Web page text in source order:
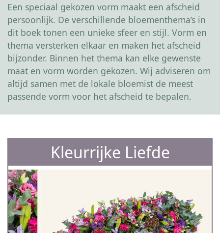
Een speciaal gekozen vorm maakt een afscheid
persoonlijk. De verschillende bloementhema’s in
dit boek tonen een unieke sfeer en stijl. Vorm en
thema versterken elkaar en maken het afscheid
bijzonder. Binnen het thema kan elke gewenste
maat en vorm worden gekozen. Wij adviseren om
altijd samen met de lokale bloemist de meest
passende vorm voor het afscheid te bepalen.
Kleurrijke Liefde